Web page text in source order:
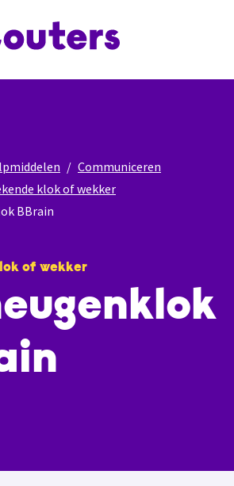
Communiceren
klok of wekker
BBrain
of wekker